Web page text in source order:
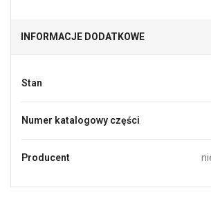
INFORMACJE DODATKOWE
Stan
Numer katalogowy części
Producent